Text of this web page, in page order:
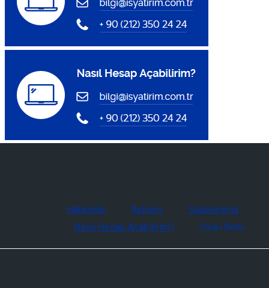
Hakkında İletişim
Şubelerimiz
Nasıl Hesap Açabilirim?
Uyarı Notu